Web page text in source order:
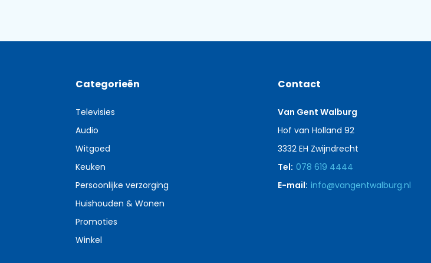
Categorieën
Televisies
Audio
Witgoed
Keuken
Persoonlijke verzorging
Huishouden & Wonen
Promoties
Winkel
Contact
Van Gent Walburg
Hof van Holland 92
3332 EH Zwijndrecht
Tel: 078 619 4444
E-mail: info@vangentwalburg.nl